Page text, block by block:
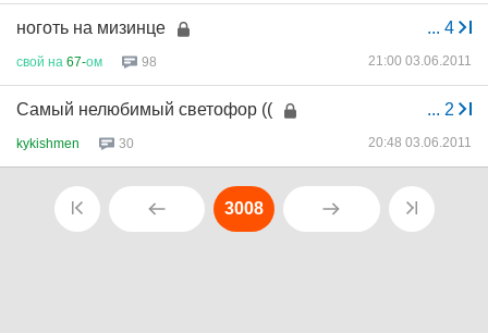
... 4
ноготь на мизинце
свой на 67-ом 98 21:00 03.06.2011
... 2
Самый нелюбимый светофор ((
kykishmen 30 20:48 03.06.2011
3008